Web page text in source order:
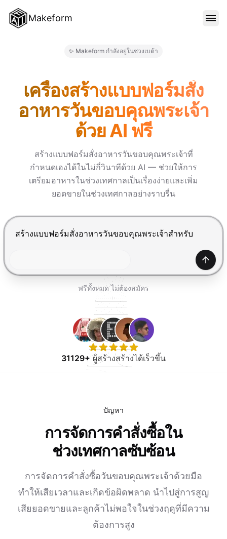
Makeform
บล็อก
ราคา
เข้าสู่ระบบ
ทดลองใช้ฟรี
✨ Makeform กำลังอยู่ในช่วงเบต้า
เครื่องสร้างแบบฟอร์มสั่ง
อาหารวันขอบคุณพระเจ้า
ด้วย AI ฟรี
สร้างแบบฟอร์มสั่งอาหารวันขอบคุณพระเจ้าที่
กำหนดเองได้ในไม่กี่วินาทีด้วย AI — ช่วยให้การ
เตรียมอาหารในช่วงเทศกาลเป็นเรื่องง่ายและเพิ่ม
ยอดขายในช่วงเทศกาลอย่างราบรื่น
กด Enter เพื่อส่ง, Shift+Enter เพื่อขึ้นบรรทัดใหม่
สร้าง
ฟรีทั้งหมด ไม่ต้องสมัคร
31129+ ผู้สร้างสร้างได้เร็วขึ้น
ปัญหา
การจัดการคำสั่งซื้อใน
ช่วงเทศกาลซับซ้อน
การจัดการคำสั่งซื้อวันขอบคุณพระเจ้าด้วยมือ
ทำให้เสียเวลาและเกิดข้อผิดพลาด นำไปสู่การสูญ
เสียยอดขายและลูกค้าไม่พอใจในช่วงฤดูที่มีความ
ต้องการสูง